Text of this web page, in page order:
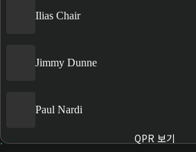
Ilias Chair
Jimmy Dunne
Paul Nardi
QPR 보기